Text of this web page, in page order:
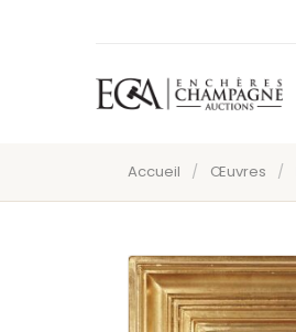
Accueil / Œuvres /